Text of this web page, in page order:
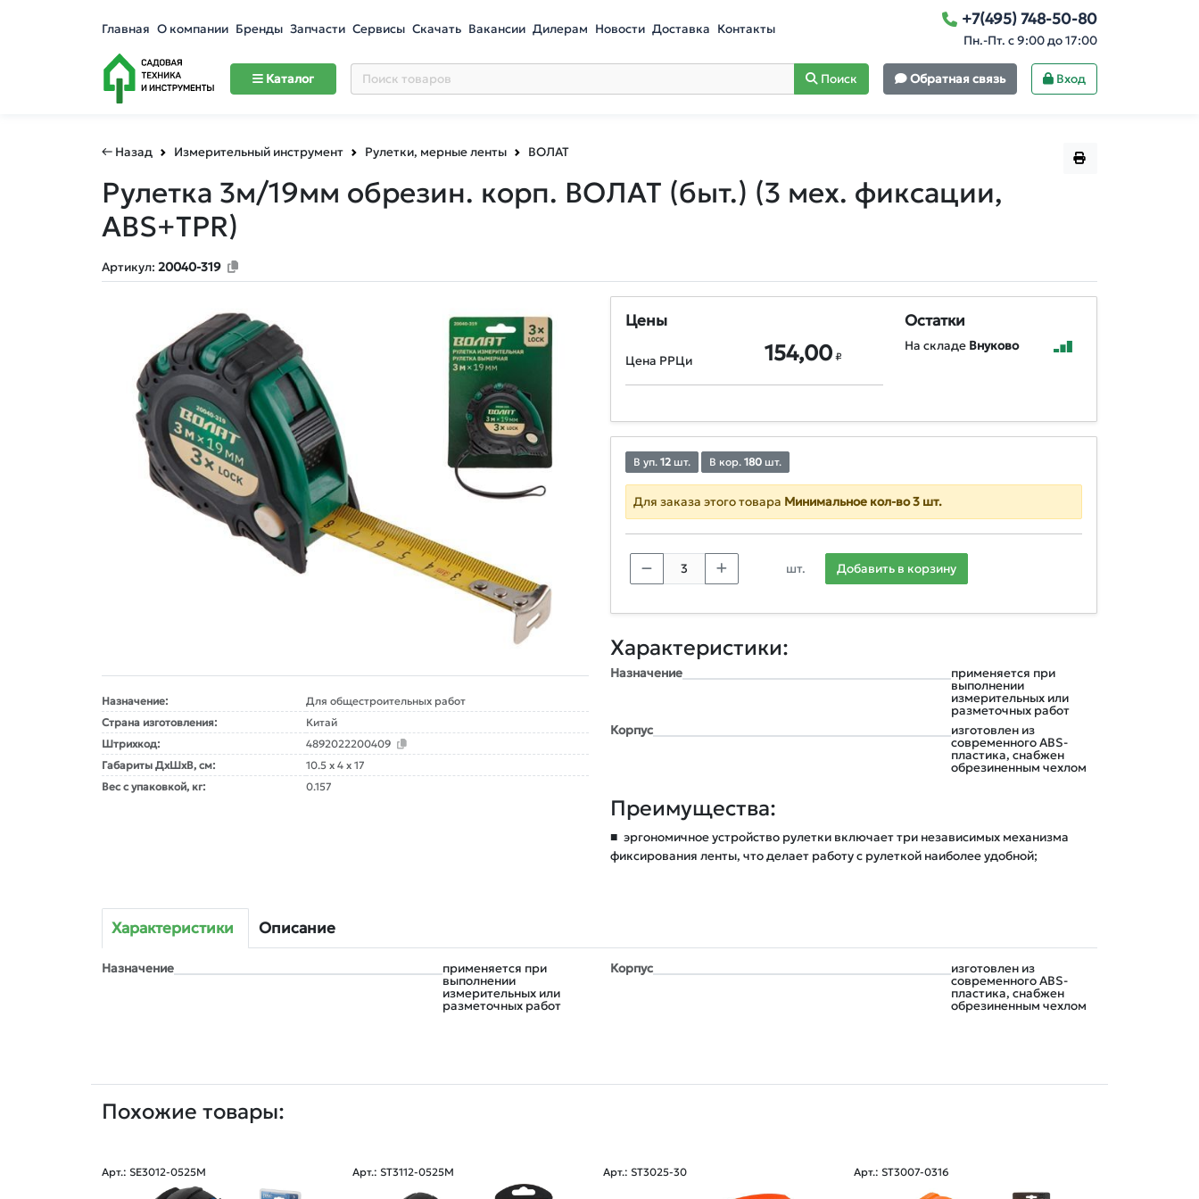
Главная О компании Бренды Запчасти Сервисы Скачать Вакансии Дилерам Новости Доставка Контакты +7(495) 748-50-80
Пн.-Пт. с 9:00 до 17:00
Каталог Поиск Обратная связь Вход
← Назад Измерительный инструмент Рулетки, мерные ленты ВОЛАТ
Рулетка 3м/19мм обрезин. корп. ВОЛАТ (быт.) (3 мех. фиксации,
ABS+TPR)
Артикул: 20040-319
Назначение:
Для общестроительных работ
Страна изготовления:
Китай
Штрихкод:
4892022200409
Габариты ДxШxВ, см:
10.5 x 4 x 17
Вес с упаковкой, кг:
0.157
Цены
Цена РРЦи 154,00 ₽
Остатки
На складе Внуково
В уп. 12 шт. В кор. 180 шт.
Для заказа этого товара Минимальное кол-во 3 шт.
шт. Добавить в корзину
Характеристики:
Назначение
применяется при
выполнении
измерительных или
разметочных работ
Корпус
изготовлен из
современного ABS-
пластика, снабжен
обрезиненным чехлом
Преимущества:
■ эргономичное устройство рулетки включает три независимых механизма
фиксирования ленты, что делает работу с рулеткой наиболее удобной;
Характеристики Описание
Назначение
применяется при
выполнении
измерительных или
разметочных работ
Корпус
изготовлен из
современного ABS-
пластика, снабжен
обрезиненным чехлом
Похожие товары:
Арт.: SE3012-0525M Арт.: ST3112-0525M Арт.: ST3025-30 Арт.: ST3007-0316